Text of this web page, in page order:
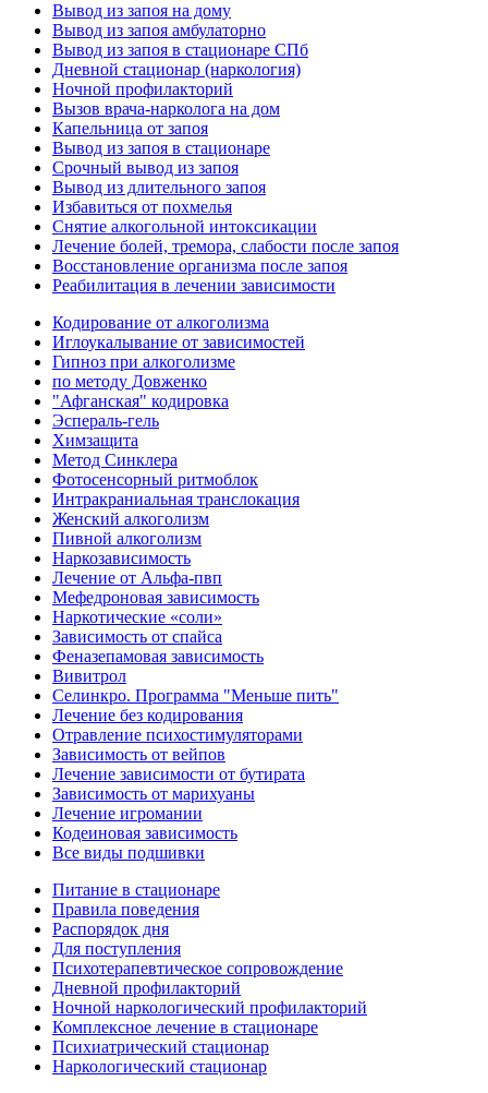
Вывод из запоя на дому
Вывод из запоя амбулаторно
Вывод из запоя в стационаре СПб
Дневной стационар (наркология)
Ночной профилакторий
Вызов врача-нарколога на дом
Капельница от запоя
Вывод из запоя в стационаре
Срочный вывод из запоя
Вывод из длительного запоя
Избавиться от похмелья
Снятие алкогольной интоксикации
Лечение болей, тремора, слабости после запоя
Восстановление организма после запоя
Реабилитация в лечении зависимости
Кодирование от алкоголизма
Иглоукалывание от зависимостей
Гипноз при алкоголизме
по методу Довженко
"Афганская" кодировка
Эспераль-гель
Химзащита
Метод Синклера
Фотосенсорный ритмоблок
Интракраниальная транслокация
Женский алкоголизм
Пивной алкоголизм
Наркозависимость
Лечение от Альфа-пвп
Мефедроновая зависимость
Наркотические «соли»
Зависимость от спайса
Феназепамовая зависимость
Вивитрол
Селинкро. Программа "Меньше пить"
Лечение без кодирования
Отравление психостимуляторами
Зависимость от вейпов
Лечение зависимости от бутирата
Зависимость от марихуаны
Лечение игромании
Кодеиновая зависимость
Все виды подшивки
Питание в стационаре
Правила поведения
Распорядок дня
Для поступления
Психотерапевтическое сопровождение
Дневной профилакторий
Ночной наркологический профилакторий
Комплексное лечение в стационаре
Психиатрический стационар
Наркологический стационар